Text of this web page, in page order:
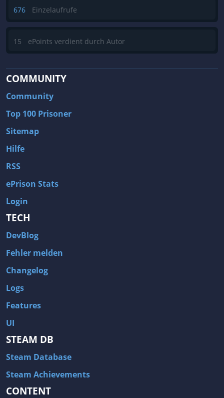
676 Einzelaufrufe
15 ePoints verdient durch Autor
COMMUNITY
Community
Top 100 Prisoner
Sitemap
Hilfe
RSS
ePrison Stats
Login
TECH
DevBlog
Fehler melden
Changelog
Logs
Features
UI
STEAM DB
Steam Database
Steam Achievements
CONTENT